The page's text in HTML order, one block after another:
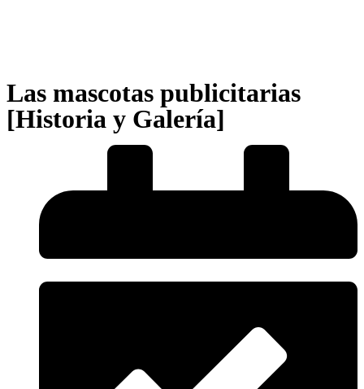
Las mascotas publicitarias
[Historia y Galería]